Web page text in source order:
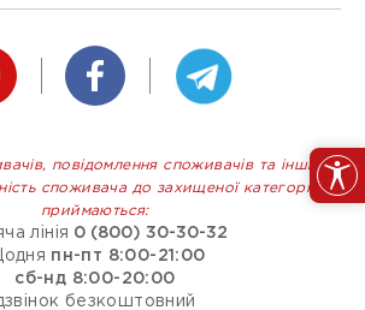
повідомлення споживачів та інших
споживача до захищеної категорії
приймаються:
лінія 0 (800) 30-30-32
пн-пт 8:00-21:00
сб-нд 8:00-20:00
безкоштовний